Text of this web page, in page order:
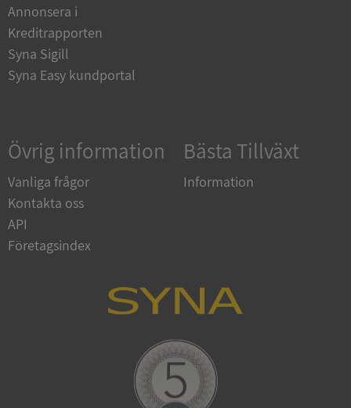
Annonsera i
Kreditrapporten
Syna Sigill
Syna Easy kundportal
Övrig information
Vanliga frågor
Kontakta oss
API
Företagsindex
Bästa Tillväxt
Information
VISITOR_PRIVACY_METADATA
YouTube
.youtube.com
ASP.NET_SessionId
Microsoft
Privacy Policy